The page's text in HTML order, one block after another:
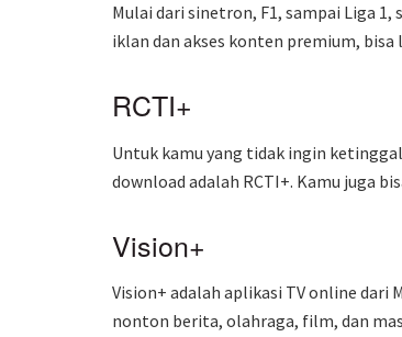
Mulai dari sinetron, F1, sampai Liga
iklan dan akses konten premium, bisa
RCTI+
Untuk kamu yang tidak ingin
download adalah RCTI+. Kamu juga
Vision+
Vision+ adalah aplikasi TV online dari
nonton berita, olahraga, film, dan